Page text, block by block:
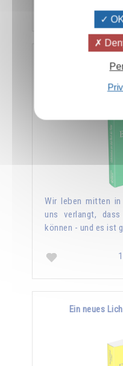
Geheimnisse
Wir leben mitten
uns verlangt,
können - und es ist
Ein neues